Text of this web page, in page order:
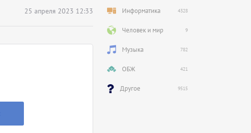
25 апреля 2023 12:33 Информатика 4328
Человек и мир 9
Музыка 782
ОБЖ 421
Другое 9515